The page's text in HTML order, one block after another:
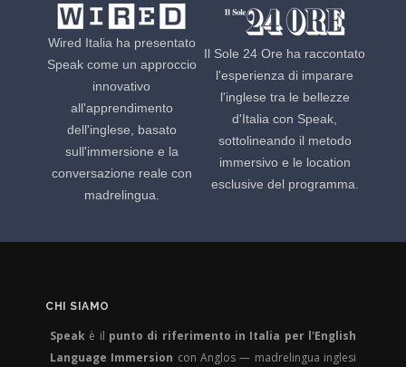
Wired Italia ha presentato
Speak come un approccio
innovativo
all'apprendimento
dell'inglese, basato
sull'immersione e la
conversazione reale con
madrelingua.
Il Sole 24 Ore ha raccontato
l'esperienza di imparare
l'inglese tra le bellezze
d'Italia con Speak,
sottolineando il metodo
immersivo e le location
esclusive del programma.
CHI SIAMO
Speak è il punto di riferimento in Italia per l'English
Language Immersion con Anglos — madrelingua inglesi